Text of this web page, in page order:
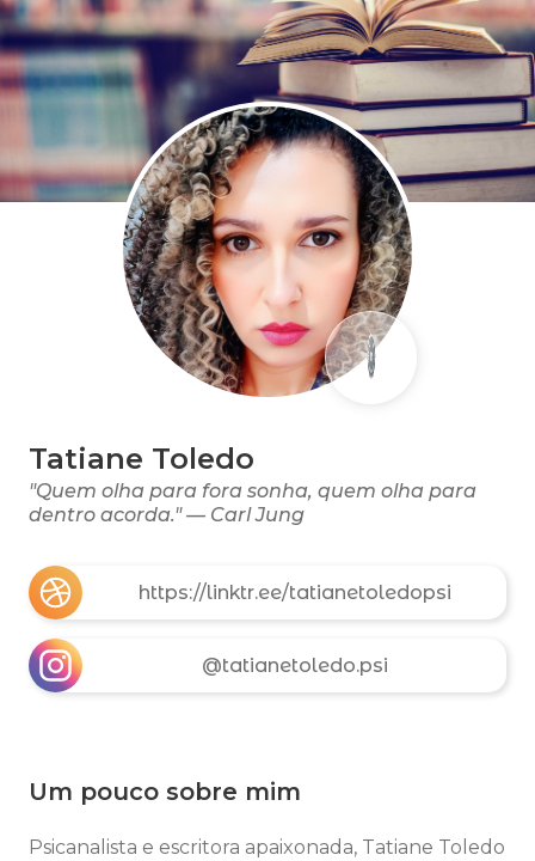
Tatiane Toledo
"Quem olha para fora sonha, quem olha para
dentro acorda." — Carl Jung
https://linktr.ee/tatianetoledopsi
@tatianetoledo.psi
Um pouco sobre mim
Psicanalista e escritora apaixonada, Tatiane Toledo